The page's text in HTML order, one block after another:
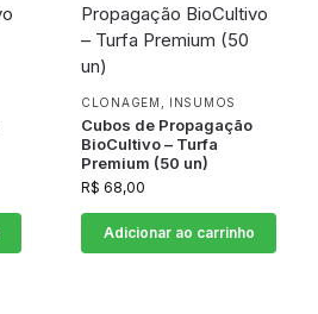
CLONAGEM INSUMOS
Cubos de Propagação
BioCultivo – Turfa
Premium (50 un)
R$ 68,00
Adicionar ao carrinho